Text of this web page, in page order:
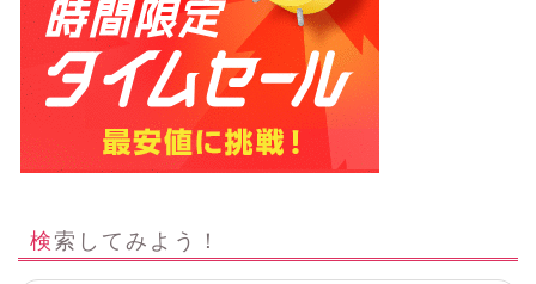
検索してみよう！